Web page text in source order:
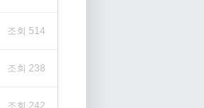
조회 514
조회 238
조회 242